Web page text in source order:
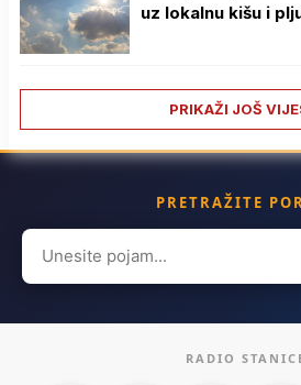
uz lokalnu kišu i
PRIKAŽI JOŠ
PRETRAŽITE
Search
for:
RADIO